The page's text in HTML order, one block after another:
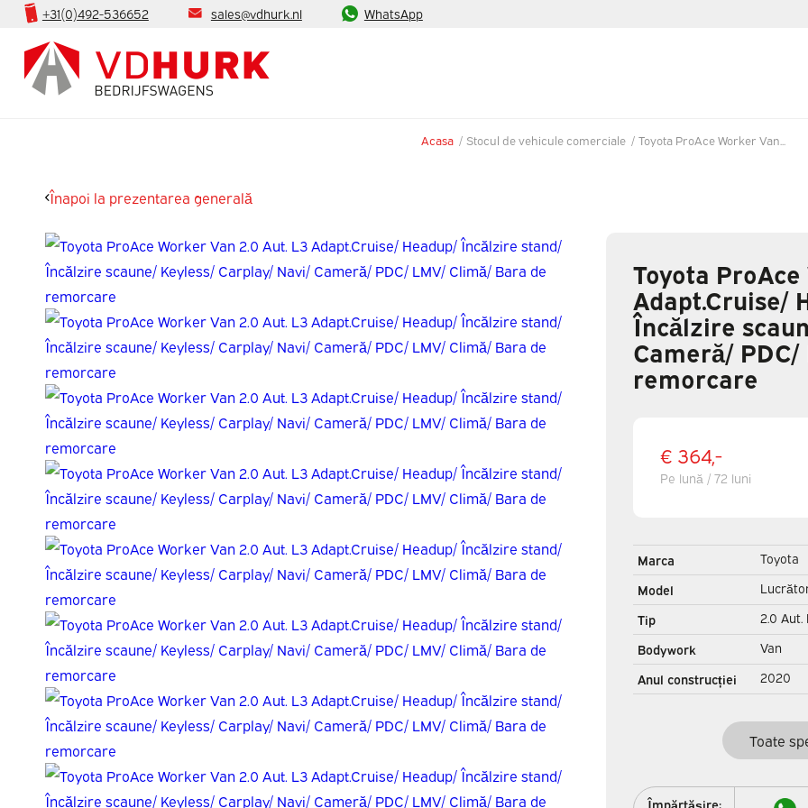
+31(0)492-536652 sales@vdhurk.nl WhatsApp
Acasa / Stocul de vehicule comerciale / Toyota ProAce Worker Van...
Înapoi la prezentarea generală
Toyota
Adapt.Cruise/
Încălzire
Cameră/
remorcare
€ 364,-
Pe lună / 72 luni
Marca
Toyota
Model
Tip
2.0 Aut.
stand/
Bodywork
Van
Anul construcției
2020
Toate
Împărtășire: